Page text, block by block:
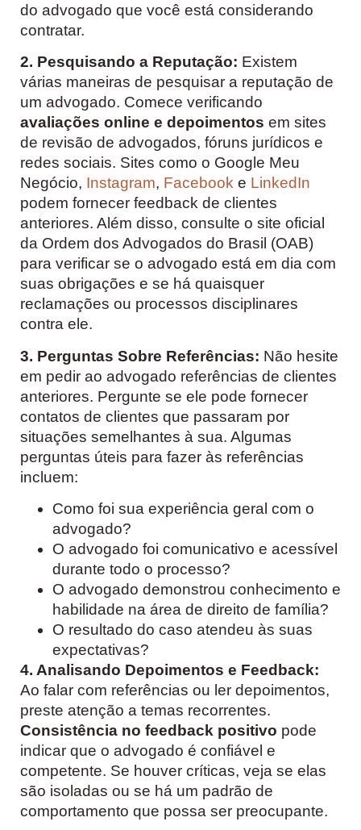
do advogado que você está considerando
contratar.
2. Pesquisando a Reputação: Existem
várias maneiras de pesquisar a reputação de
um advogado. Comece verificando
avaliações online e depoimentos em sites
de revisão de advogados, fóruns jurídicos e
redes sociais. Sites como o Google Meu
Negócio, Instagram, Facebook e LinkedIn
podem fornecer feedback de clientes
anteriores. Além disso, consulte o site oficial
da Ordem dos Advogados do Brasil (OAB)
para verificar se o advogado está em dia com
suas obrigações e se há quaisquer
reclamações ou processos disciplinares
contra ele.
3. Perguntas Sobre Referências: Não hesite
em pedir ao advogado referências de clientes
anteriores. Pergunte se ele pode fornecer
contatos de clientes que passaram por
situações semelhantes à sua. Algumas
perguntas úteis para fazer às referências
incluem:
Como foi sua experiência geral com o
advogado?
O advogado foi comunicativo e acessível
durante todo o processo?
O advogado demonstrou conhecimento e
habilidade na área de direito de família?
O resultado do caso atendeu às suas
expectativas?
4. Analisando Depoimentos e Feedback:
Ao falar com referências ou ler depoimentos,
preste atenção a temas recorrentes.
Consistência no feedback positivo pode
indicar que o advogado é confiável e
competente. Se houver críticas, veja se elas
são isoladas ou se há um padrão de
comportamento que possa ser preocupante.